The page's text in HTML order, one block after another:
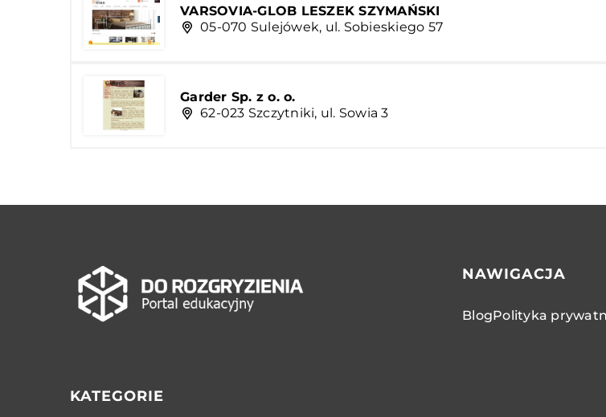
VARSOVIA-GLOB LESZEK SZYMAŃSKI
05-070 Sulejówek, ul. Sobieskiego 57
Garder Sp. z o. o.
62-023 Szczytniki, ul. Sowia 3
NAWIGACJA
BlogPolityka
KATEGORIE